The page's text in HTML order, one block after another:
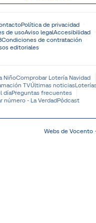
Política de privacidad
de usoAviso legalAccesibilidad
Condiciones de contratación
editoriales
NiñoComprobar Lotería Navidad
TVÚltimas noticias
díaPreguntas frecuentes
número - La VerdadPódcast
Webs de Vocento